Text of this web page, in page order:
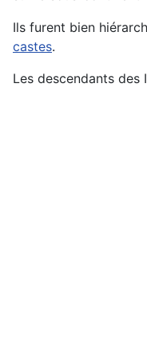
Ils furent bien
castes.
Les descendants des